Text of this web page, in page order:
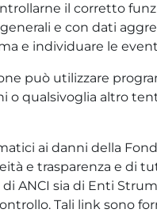
il corretto
e con dati
e individuare le
può utilizzare
o qualsivoglia altro
ai danni della
e trasparenza e di
ANCI sia di Enti
Tali link sono